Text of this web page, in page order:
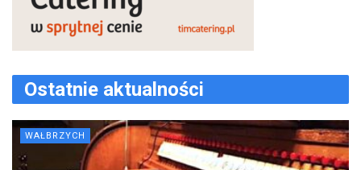
Ostatnie aktualności
WAŁBRZYCH